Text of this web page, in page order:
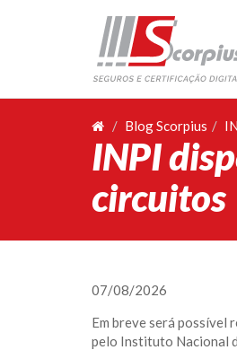
AGENDAMENTO
PARCERIAS
SUPORTE/CONTATO
Blog Scorpius
INPI
circuitos
07/08/2026
Em breve será
pelo Instituto Nacional